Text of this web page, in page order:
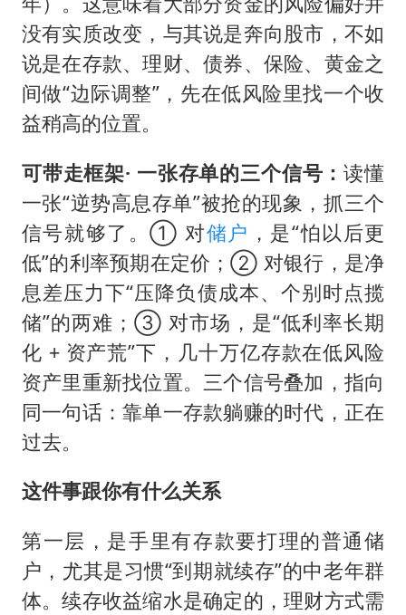
没有实质改变，与其说是奔向股市，不如
说是在存款、理财、债券、保险、黄金之
间做“边际调整”，先在低风险里找一个收
益稍高的位置。
可带走框架· 一张存单的三个信号：读懂
一张“逆势高息存单”被抢的现象，抓三个
信号就够了。① 对储户 ，是“怕以后更
低”的利率预期在定价；② 对银行，是净
息差压力下“压降负债成本、个别时点揽
储”的两难；③ 对市场，是“低利率长期
化 + 资产荒”下，几十万亿存款在低风险
资产里重新找位置。三个信号叠加，指向
同一句话：靠单一存款躺赚的时代，正在
过去。
这件事跟你有什么关系
第一层，是手里有存款要打理的普通储
户，尤其是习惯“到期就续存”的中老年群
体。续存收益缩水是确定的，理财方式需